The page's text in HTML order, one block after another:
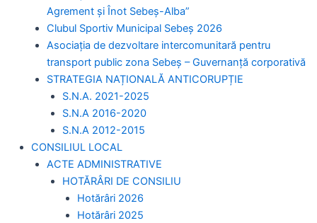
Agrement și Înot Sebeș-Alba”
Clubul Sportiv Municipal Sebeș 2026
Asociația de dezvoltare intercomunitară pentru
transport public zona Sebeș – Guvernanță corporativă
STRATEGIA NAȚIONALĂ ANTICORUPȚIE
S.N.A. 2021-2025
S.N.A 2016-2020
S.N.A 2012-2015
CONSILIUL LOCAL
ACTE ADMINISTRATIVE
HOTĂRÂRI DE CONSILIU
Hotărâri 2026
Hotărâri 2025